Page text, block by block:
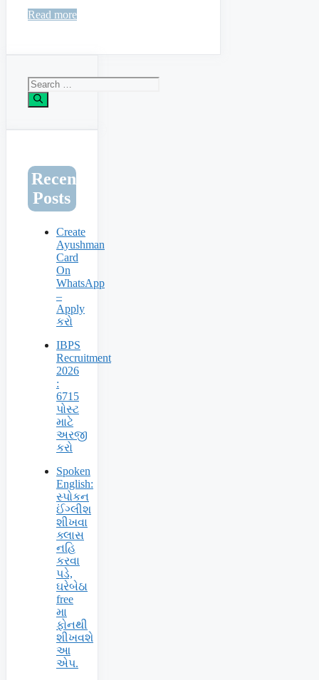
Read more
Search
for:
Recent
Posts
Create
Ayushman
Card
On
WhatsApp
–
Apply
કરો
IBPS
Recruitment
2026
:
6715
પોસ્ટ
માટે
અરજી
કરો
Spoken
English:
સ્પોકન
ઈંગ્લીશ
શીખવા
ક્લાસ
નહિ
કરવા
પડે,
ઘરેબેઠા
free
મા
ફોનથી
શીખવશે
આ
એપ.